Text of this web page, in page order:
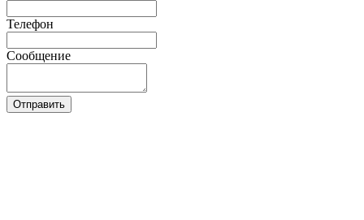
Телефон
Сообщение
Отправить